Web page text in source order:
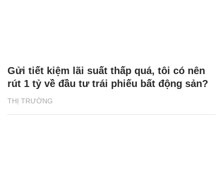
THỊ TRƯỜNG
Gửi tiết kiệm lãi suất thấp quá, tôi có nên
rút 1 tỷ về đầu tư trái phiếu bất động sản?